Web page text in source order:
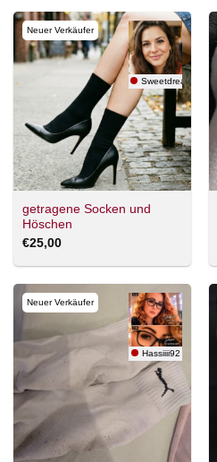
Neuer Verkäufer
Sweetdreams
getragene Socken und
Höschen
€25,00
Neuer Verkäufer
Hassiiii92